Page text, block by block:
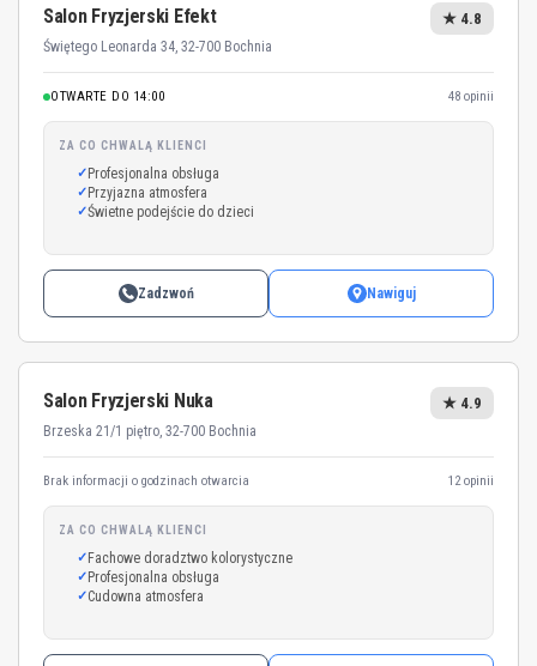
Salon Fryzjerski Efekt
Świętego Leonarda 34, 32-700 Bochnia
★ 4.8
OTWARTE DO 14:00 48 opinii
ZA CO CHWALĄ KLIENCI
Profesjonalna obsługa
Przyjazna atmosfera
Świetne podejście do dzieci
Zadzwoń Nawiguj
Salon Fryzjerski Nuka
Brzeska 21/1 piętro, 32-700 Bochnia
★ 4.9
Brak informacji o godzinach otwarcia 12 opinii
ZA CO CHWALĄ KLIENCI
Fachowe doradztwo kolorystyczne
Profesjonalna obsługa
Cudowna atmosfera